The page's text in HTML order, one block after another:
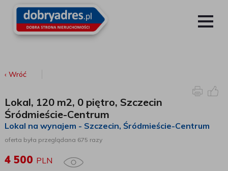
‹ Wróć
Lokal, 120 m2, 0 piętro, Szczecin
Śródmieście-Centrum
Lokal na wynajem - Szczecin, Śródmieście-Centrum
oferta była przeglądana 675 razy
4 500 PLN